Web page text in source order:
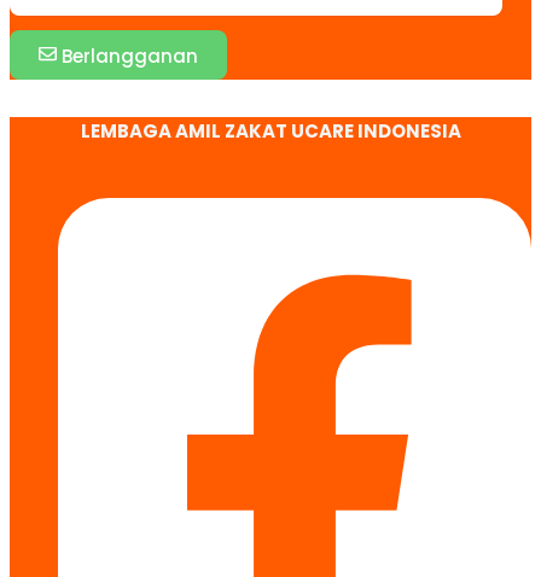
Berlangganan
LEMBAGA AMIL ZAKAT UCARE INDONESIA